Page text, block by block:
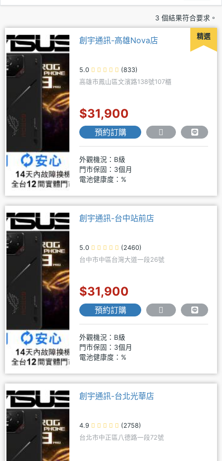
3 個結果符合要求。
精選
創宇通訊-高雄Nova店
5.0
(833)
高雄市鳳山區文濱路138號107櫃
$31,900
預約訂購
外觀機況：B級
門市保固：3個月
電池健康度：%
創宇通訊-台中站前店
5.0
(2460)
台中市中區台灣大道一段26號
$31,900
預約訂購
外觀機況：B級
門市保固：3個月
電池健康度：%
創宇通訊-台北光華店
4.9
(2758)
台北市中正區八德路一段72號